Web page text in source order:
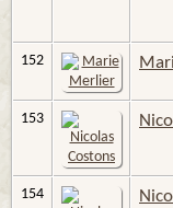
152
153
154